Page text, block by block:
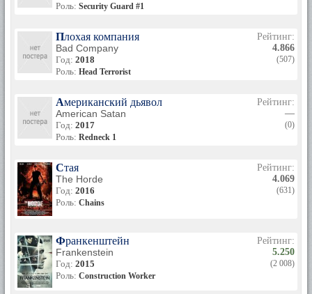
Роль: Security Guard #1
Плохая компания
Bad Company
Год: 2018
Роль: Head Terrorist
Рейтинг:
4.866
(507)
Американский дьявол
American Satan
Год: 2017
Роль: Redneck 1
Рейтинг:
—
(0)
Стая
The Horde
Год: 2016
Роль: Chains
Рейтинг:
4.069
(631)
Франкенштейн
Frankenstein
Год: 2015
Роль: Construction Worker
Рейтинг:
5.250
(2 008)